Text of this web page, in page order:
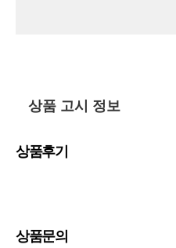
상품 고시 정보
상품후기
상품문의